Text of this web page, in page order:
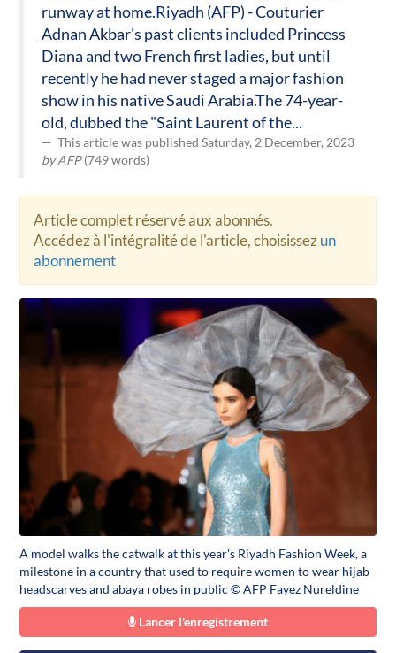
runway at home.Riyadh (AFP) - Couturier
Adnan Akbar's past clients included Princess
Diana and two French first ladies, but until
recently he had never staged a major fashion
show in his native Saudi Arabia.The 74-year-
old, dubbed the "Saint Laurent of the...
This article was published Saturday, 2 December, 2023
by AFP(749 words)
Article complet réservé aux abonnés.
Accédez à l'intégralité de l'article, choisissezun
abonnement
A model walks the catwalk at this year's Riyadh Fashion Week, a
milestone in a country that used to require women to wear hijab
headscarves and abaya robes in public © AFP Fayez Nureldine
Lancer l'enregistrement